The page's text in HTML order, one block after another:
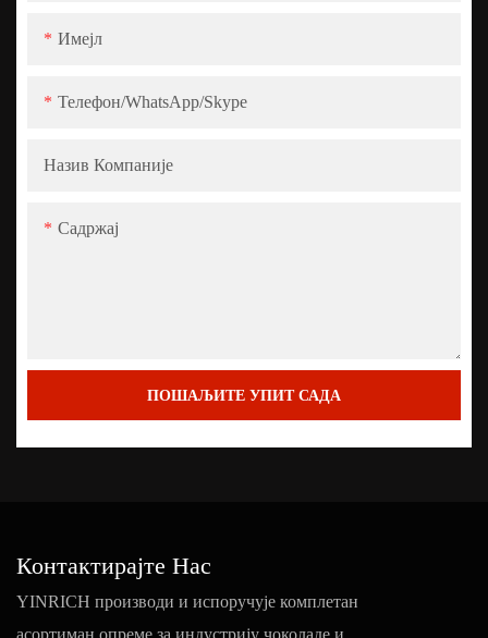
Имејл
Телефон/WhatsApp/Skype
Назив Компаније
Садржај
ПОШАЉИТЕ УПИТ САДА
Контактирајте Нас
YINRICH производи и испоручује комплетан